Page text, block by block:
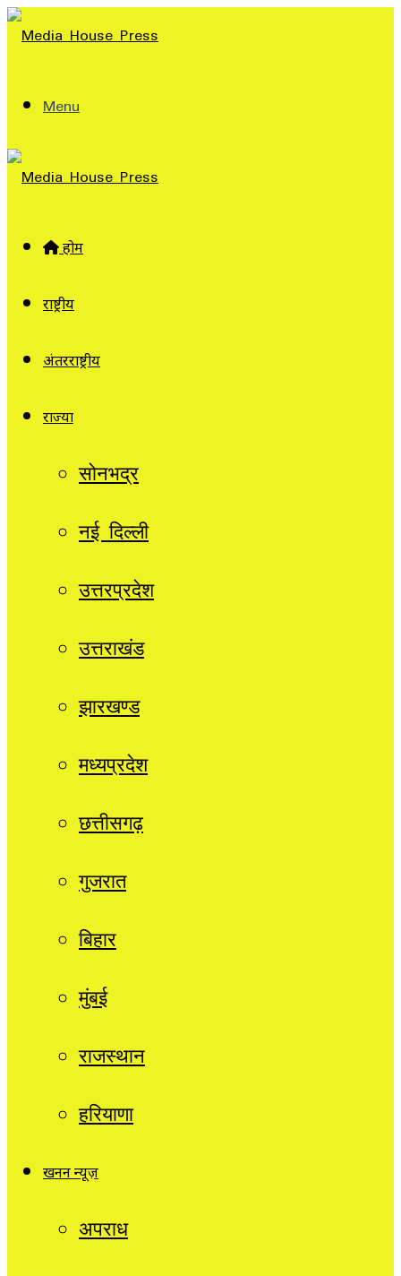
Menu
होम
राष्ट्रीय
अंतरराष्ट्रीय
राज्यों
सोनभद्र
नई दिल्ली
उत्तरप्रदेश
उत्तराखंड
झारखण्ड
मध्यप्रदेश
छत्तीसगढ़
गुजरात
बिहार
मुंबई
राजस्थान
हरियाणा
खनन न्यूज़
अपराध